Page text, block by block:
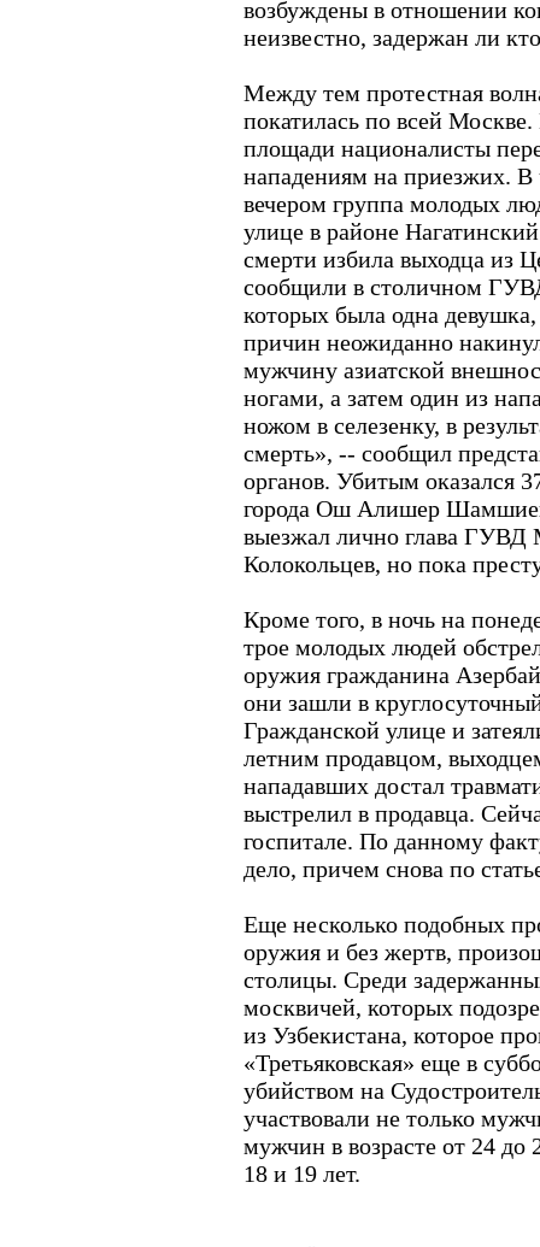
возбуждены в отношении
неизвестно, задержан ли
Между тем протестная
покатилась по всей
площади националисты
нападениям на приезжих. В
вечером группа молодых
улице в районе
смерти избила выходца из
сообщили в столичном
которых была одна
причин неожиданно
мужчину азиатской
ногами, а затем один из
ножом в селезенку, в
смерть», -- сообщил
органов. Убитым оказался
города Ош Алишер
выезжал лично глава
Колокольцев, но пока
Кроме того, в ночь на
трое молодых людей
оружия гражданина
они зашли в
Гражданской улице и
летним продавцом,
нападавших достал
выстрелил в продавца.
госпитале. По данному
дело, причем снова по
Еще несколько подобных
оружия и без жертв,
столицы. Среди
москвичей, которых
из Узбекистана, которое
«Третьяковская» еще в
убийством на
участвовали не только
мужчин в возрасте от 24 до
18 и 19 лет.